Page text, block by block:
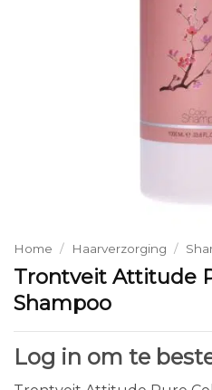
Home / Haarverzorging /
Trontveit Attitude
Shampoo
Log in om te